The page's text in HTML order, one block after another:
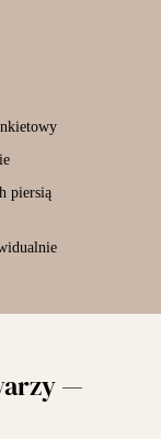
piersią
—